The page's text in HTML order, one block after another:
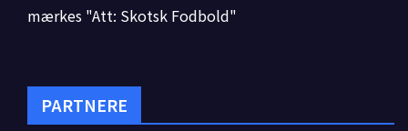
mærkes "Att: Skotsk Fodbold"
PARTNERE